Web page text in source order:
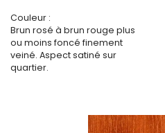
Couleur :
Brun rosé à brun rouge plus
ou moins foncé finement
veiné. Aspect satiné sur
quartier.